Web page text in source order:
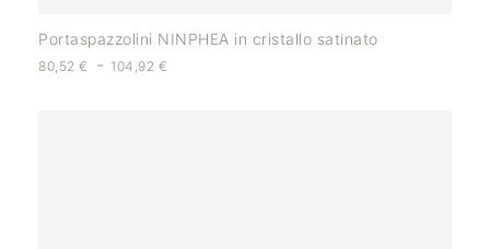
Portaspazzolini NINPHEA in cristallo satinato
80,52 € - 104,92 €